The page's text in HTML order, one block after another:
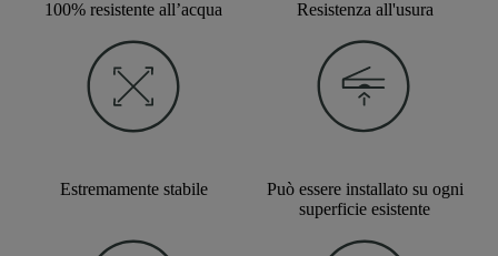
100% resistente all’acqua Resistenza all'usura
Estremamente stabile
Può essere installato su ogni
superficie esistente